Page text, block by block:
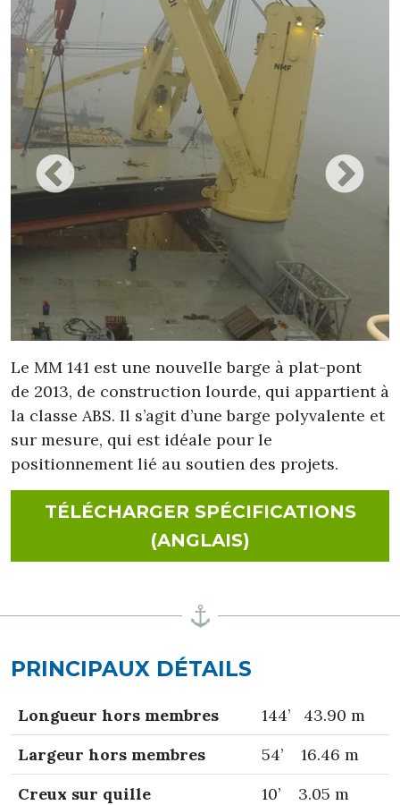
Le MM 141 est une nouvelle barge à plat-pont
de 2013, de construction lourde, qui appartient à
la classe ABS. Il s’agit d’une barge polyvalente et
sur mesure, qui est idéale pour le
positionnement lié au soutien des projets.
TÉLÉCHARGER SPÉCIFICATIONS
(ANGLAIS)FOR MM 141
PRINCIPAUX DÉTAILS
Longueur hors membres
144’ 43.90 m
Largeur hors membres
54’ 16.46 m
Creux sur quille
10’ 3.05 m